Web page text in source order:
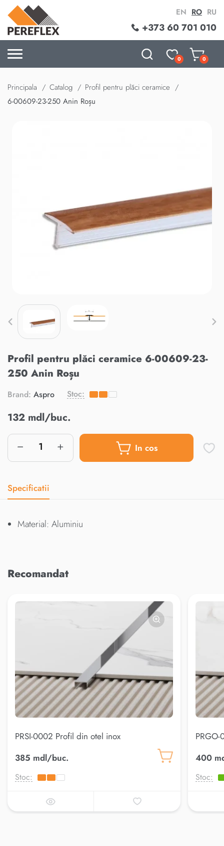
+373 60 701 010
EN RO RU
0 0
Principala Catalog
Profil pentru plăci ceramice
6-00609-23-250 Anin Roșu
Profil pentru plăci ceramice 6-00609-23-
250 Anin Roșu
Brand: Aspro Stoc:
132 mdl/buc.
In cos
Specificatii
Material: Aluminiu
Recomandat
PRSI-0002 Profil din otel inox
385 mdl/buc.
Stoc:
400
Stoc: